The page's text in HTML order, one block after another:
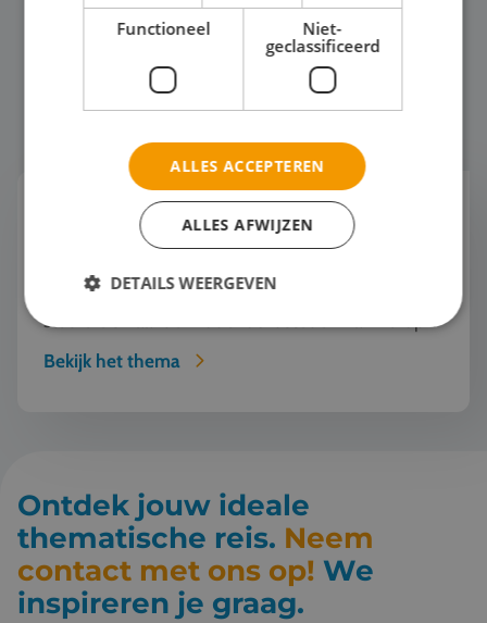
Mode en Design
"Wist jij dat deze jas van gerecycled oceaanplastic
kan dus ook duurzaam én mooi zijn!" Een
studiereis naar de modehoofdsteden van Europa
o...
Bekijk het thema
Ontdek jouw ideale
thematische reis. Neem
contact met ons op! We
inspireren je graag.
Functioneel
Niet-
geclassificeerd
ALLES ACCEPTEREN
ALLES AFWIJZEN
DETAILS WEERGEVEN